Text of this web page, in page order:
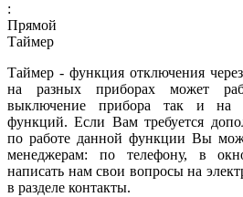
:
Прямой
Таймер
Таймер - функция отключения
на разных приборах может
выключение прибора так и на
функций. Если Вам требуется
по работе данной функции Вы
менеджерам: по телефону, в
написать нам свои вопросы на
в разделе контакты.